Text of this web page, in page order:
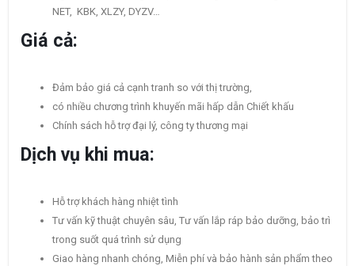
NET, KBK, XLZY, DYZV…
Giá cả:
Đảm bảo giá cả cạnh tranh so với thị trường,
có nhiều chương trình khuyến mãi hấp dẫn Chiết khấu
Chính sách hỗ trợ đại lý, công ty thương mại
Dịch vụ khi mua:
Hỗ trợ khách hàng nhiệt tình
Tư vấn kỹ thuật chuyên sâu, Tư vấn lắp ráp bảo dưỡng, bảo trì
trong suốt quá trình sử dụng
Giao hàng nhanh chóng, Miễn phí và bảo hành sản phẩm theo